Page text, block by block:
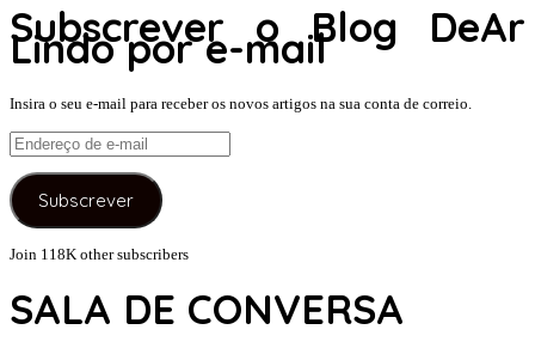
Subscrever o Blog DeAr
Lindo por e-mail
Insira o seu e-mail para receber os novos artigos na sua conta de correio.
Endereço
de
e-
mail
Subscrever
Join 118K other subscribers
SALA DE CONVERSA